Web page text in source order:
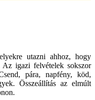
utazni ahhoz, hogy
igazi felvételek sokszor
pára, napfény, köd,
Összeállítás az elmúlt